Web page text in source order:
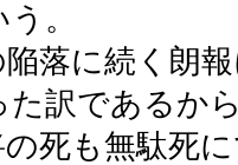
。
落に続く朗
た訳であるか
死も無駄死